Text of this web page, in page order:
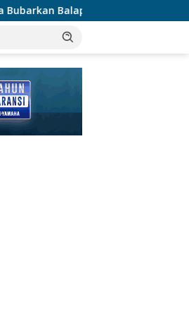
Motor Diamankan di Jakarta